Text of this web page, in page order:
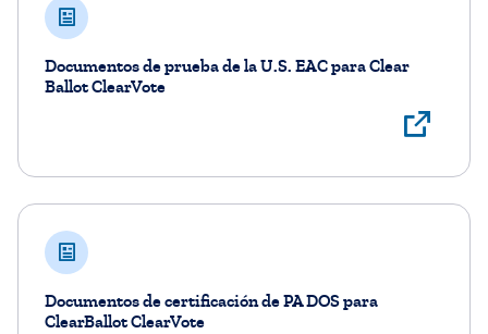
Documentos de prueba de la U.S. EAC para Clear
Ballot ClearVote
Documentos de certificación de PA DOS para
ClearBallot ClearVote